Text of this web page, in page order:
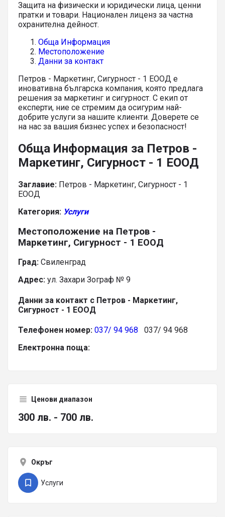
Защита на физически и юридически лица, ценни
пратки и товари. Национален лиценз за частна
охранителна дейност.
Обща Информация
Местоположение
Данни за контакт
Петров - Маркетинг, Сигурност - 1 ЕООД е
иновативна българска компания, която предлага
решения за маркетинг и сигурност. С екип от
експерти, ние се стремим да осигурим най-
добрите услуги за нашите клиенти. Доверете се
на нас за вашия бизнес успех и безопасност!
Обща Информация за Петров -
Маркетинг, Сигурност - 1 ЕООД
Заглавие: Петров - Маркетинг, Сигурност - 1
ЕООД
Категория: Услуги
Местоположение на Петров -
Маркетинг, Сигурност - 1 ЕООД
Град: Свиленград
Адрес: ул. Захари Зограф № 9
Данни за контакт с Петров - Маркетинг,
Сигурност - 1 ЕООД
Телефонен номер: 037/ 94 968 037/ 94 968
Електронна поща:
Ценови диапазон
300 лв. - 700 лв.
Окръг
Услуги